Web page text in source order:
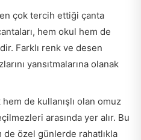
çok tercih ettiği çanta
hem okul hem de
Farklı renk ve desen
yansıtmalarına olanak
hem de kullanışlı olan omuz
arasında yer alır. Bu
özel günlerde rahatlıkla